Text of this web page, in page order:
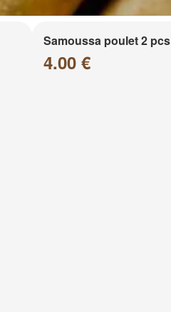
Samoussa poulet 2 pcs
4.00 €